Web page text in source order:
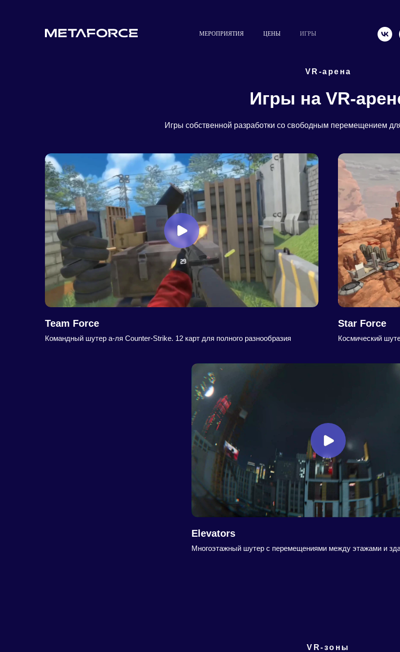
МЕРОПРИЯТИЯ ЦЕНЫ ИГРЫ
VR-арена
Игры на VR-
Игры собственной разработки cо свободным перемещением
Team Force
Командный шутер а-ля Counter-Strike. 12 карт для полного разнообразия
Star Force
Космический
Elevators
Многоэтажный шутер с перемещениями между этажами и
VR-зоны